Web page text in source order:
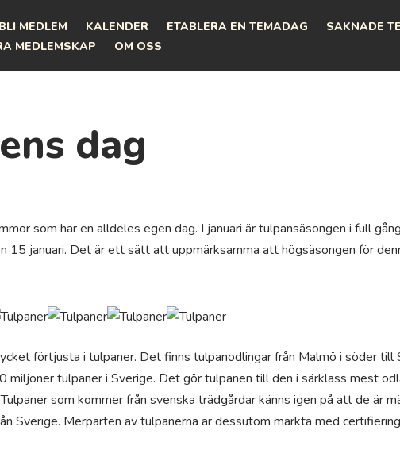
BLI MEDLEM KALENDER ETABLERA EN TEMADAG SAKNADE
MEDLEMSKAP
OM OSS
dag
som har en alldeles egen dag. I januari är tulpansäsongen i full
15 januari. Det är ett sätt att uppmärksamma att högsäsongen för
förtjusta i tulpaner. Det finns tulpanodlingar från Malmö i söder till
miljoner tulpaner i Sverige. Det gör tulpanen till den i särklass mest
som kommer från svenska trädgårdar känns igen på att de är
Sverige. Merparten av tulpanerna är dessutom märkta med